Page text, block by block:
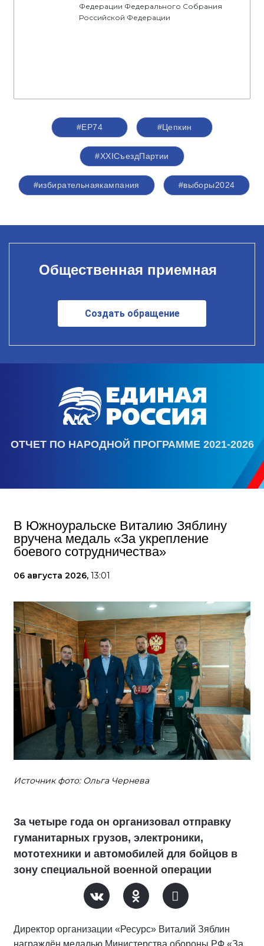
Федерации Федерального Собрания
Российской Федерации
#ЕР74 #Цепкин
#XXIСъездПартии
#избирательнаякампания #выборы2024
Общественная приемная
Создать обращение
ОТЧЕТ ПО НАРОДНОЙ ПРОГРАММЕ 2021-2026
В Южноуральске Виталию Зяблину
вручена медаль «За укрепление
боевого сотрудничества»
06 августа 2026, 13:01
Источник фото: Ольга Чернева
За четыре года он организовал отправку
гуманитарных грузов, электроники,
мототехники и автомобилей для бойцов в
зону специальной военной операции
Директор организации «Ресурс» Виталий Зяблин
награждён медалью Министерства обороны РФ «За